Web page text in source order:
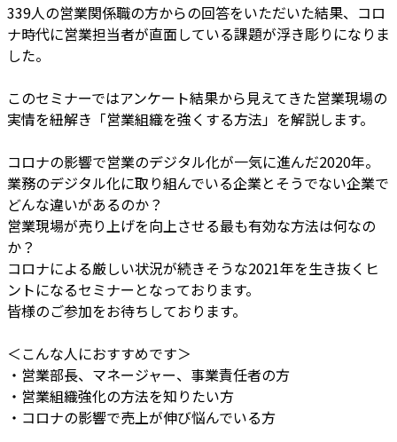
339人の営業関係職の方からの回答をいただいた結果、コロ
ナ時代に営業担当者が直面している課題が浮き彫りになりま
した。
このセミナーではアンケート結果から見えてきた営業現場の
実情を紐解き「営業組織を強くする方法」を解説します。
コロナの影響で営業のデジタル化が一気に進んだ2020年。
業務のデジタル化に取り組んでいる企業とそうでない企業で
どんな違いがあるのか？
営業現場が売り上げを向上させる最も有効な方法は何なの
か？
コロナによる厳しい状況が続きそうな2021年を生き抜くヒ
ントになるセミナーとなっております。
皆様のご参加をお待ちしております。
＜こんな人におすすめです＞
・営業部長、マネージャー、事業責任者の方
・営業組織強化の方法を知りたい方
・コロナの影響で売上が伸び悩んでいる方